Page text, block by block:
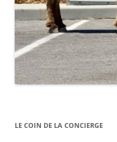
LE COIN DE LA CONCIERGE